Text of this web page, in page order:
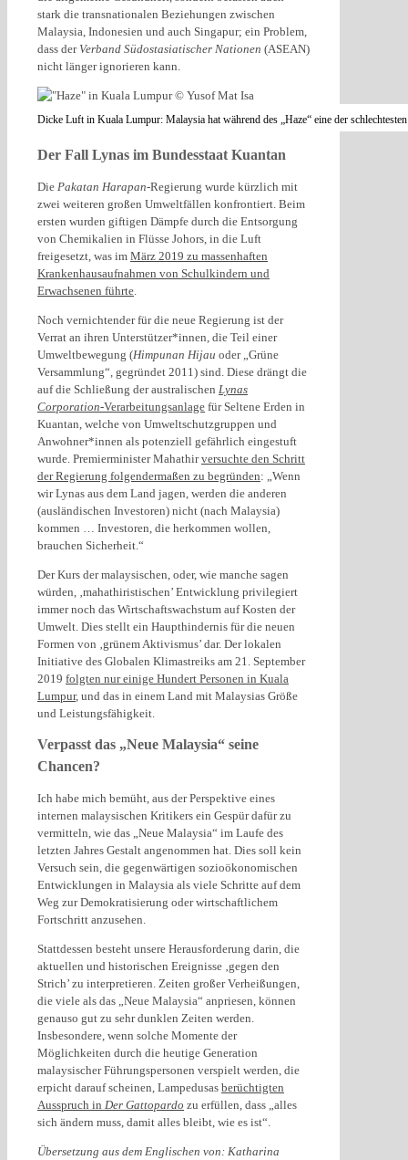
stark die transnationalen Beziehungen zwischen
Malaysia, Indonesien und auch Singapur; ein Problem,
dass der Verband Südostasiatischer Nationen (ASEAN)
nicht länger ignorieren kann.
Dicke Luft in Kuala Lumpur: Malaysia hat während des „Haze“ eine der
Der Fall Lynas im Bundesstaat Kuantan
Die Pakatan Harapan-Regierung wurde kürzlich mit
zwei weiteren großen Umweltfällen konfrontiert. Beim
ersten wurden giftigen Dämpfe durch die Entsorgung
von Chemikalien in Flüsse Johors, in die Luft
freigesetzt, was im März 2019 zu massenhaften
Krankenhausaufnahmen von Schulkindern und
Erwachsenen führte
Noch vernichtender für die neue Regierung ist der
Verrat an ihren Unterstützer*innen, die Teil einer
Umweltbewegung (Himpunan Hijau oder „Grüne
Versammlung“, gegründet 2011) sind. Diese drängt die
auf die Schließung der australischen Lynas
Corporation-Verarbeitungsanlage für Seltene Erden in
Kuantan, welche von Umweltschutzgruppen und
Anwohner*innen als potenziell gefährlich eingestuft
wurde. Premierminister Mahathirversuchte den Schritt
der Regierung folgendermaßen zu begründen: „Wenn
wir Lynas aus dem Land jagen, werden die anderen
(ausländischen Investoren) nicht (nach Malaysia)
kommen … Investoren, die herkommen wollen,
brauchen Sicherheit.“
Der Kurs der malaysischen, oder, wie manche sagen
würden, ‚mahathiristischen’ Entwicklung privilegiert
immer noch das Wirtschaftswachstum auf Kosten der
Umwelt. Dies stellt ein Haupthindernis für die neuen
Formen von ‚grünem Aktivismus’ dar. Der lokalen
Initiative des Globalen Klimastreiks am 21. September
2019 folgten nur einige Hundert Personen in Kuala
Lumpur, und das in einem Land mit Malaysias Größe
und Leistungsfähigkeit.
Verpasst das „Neue Malaysia“ seine
Chancen?
Ich habe mich bemüht, aus der Perspektive eines
internen malaysischen Kritikers ein Gespür dafür zu
vermitteln, wie das „Neue Malaysia“ im Laufe des
letzten Jahres Gestalt angenommen hat. Dies soll kein
Versuch sein, die gegenwärtigen sozioökonomischen
Entwicklungen in Malaysia als viele Schritte auf dem
Weg zur Demokratisierung oder wirtschaftlichem
Fortschritt anzusehen.
Stattdessen besteht unsere Herausforderung darin, die
aktuellen und historischen Ereignisse ‚gegen den
Strich’ zu interpretieren. Zeiten großer Verheißungen,
die viele als das „Neue Malaysia“ anpriesen, können
genauso gut zu sehr dunklen Zeiten werden.
Insbesondere, wenn solche Momente der
Möglichkeiten durch die heutige Generation
malaysischer Führungspersonen verspielt werden, die
erpicht darauf scheinen, Lampedusas berüchtigten
Ausspruch in Der Gattopardo zu erfüllen, dass „alles
sich ändern muss, damit alles bleibt, wie es ist“.
Übersetzung aus dem Englischen von: Katharina